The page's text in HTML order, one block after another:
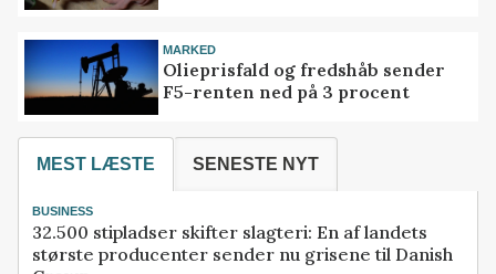
MARKED
Olieprisfald og fredshåb sender
F5-renten ned på 3 procent
MEST LÆSTE SENESTE NYT
BUSINESS
32.500 stipladser skifter slagteri: En af landets
største producenter sender nu grisene til Danish